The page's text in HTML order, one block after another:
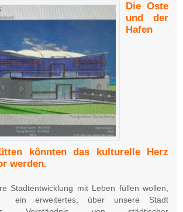
Die Oste
und der
Hafen
könnten das kulturelle Herz
werden.
Stadtentwicklung mit Leben füllen wollen,
ein erweitertes, über unsere Stadt